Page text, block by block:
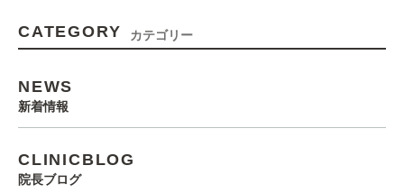
CATEGORY カテゴリー
NEWS
新着情報
CLINICBLOG
院長ブログ